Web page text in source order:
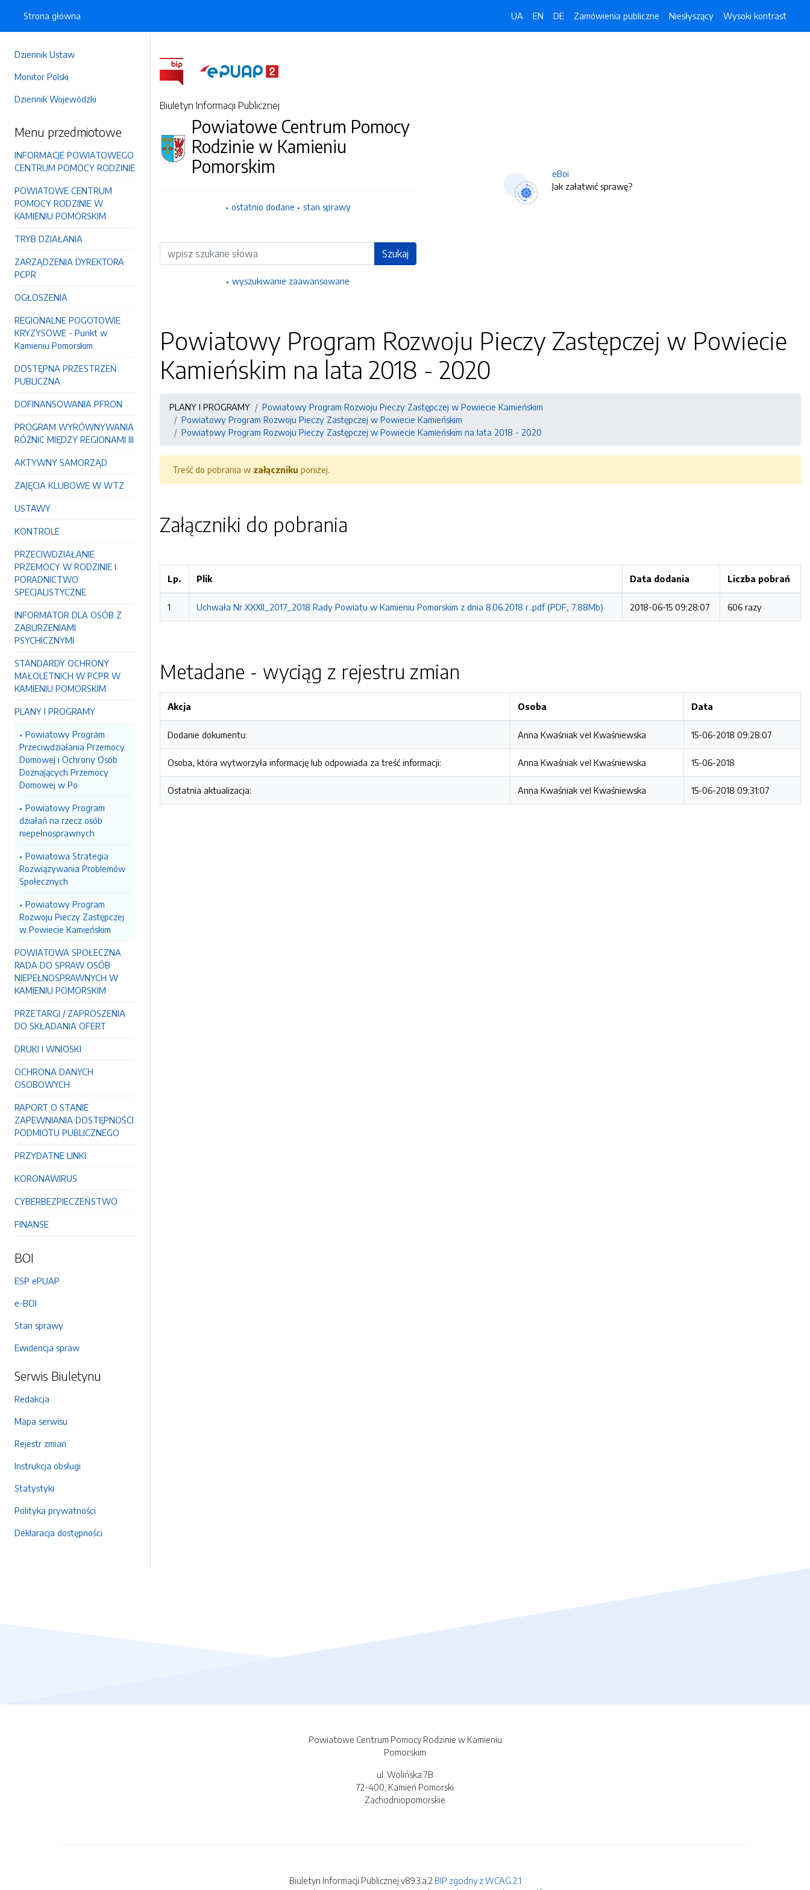
Dziennik Ustaw
Monitor Polski
Dziennik Wojewódzki
Menu przedmiotowe
INFORMACJE POWIATOWEGO
CENTRUM POMOCY RODZINIE
POWIATOWE CENTRUM
POMOCY RODZINIE W
KAMIENIU POMORSKIM
TRYB DZIAŁANIA
ZARZĄDZENIA DYREKTORA
PCPR
OGŁOSZENIA
REGIONALNE POGOTOWIE
KRYZYSOWE - Punkt w
Kamieniu Pomorskim
DOSTĘPNA PRZESTRZEŃ
PUBLICZNA
DOFINANSOWANIA PFRON
PROGRAM WYRÓWNYWANIA
RÓŻNIC MIĘDZY REGIONAMI III
AKTYWNY SAMORZĄD
ZAJĘCIA KLUBOWE W WTZ
USTAWY
KONTROLE
PRZECIWDZIAŁANIE
PRZEMOCY W RODZINIE I
PORADNICTWO
SPECJALISTYCZNE
INFORMATOR DLA OSÓB Z
ZABURZENIAMI
PSYCHICZNYMI
STANDARDY OCHRONY
MAŁOLETNICH W PCPR W
KAMIENIU POMORSKIM
PLANY I PROGRAMY
Powiatowy Program
Przeciwdziałania Przemocy
Domowej i Ochrony Osób
Doznających Przemocy
Domowej w Po
Powiatowy Program
działań na rzecz osób
niepełnosprawnych
Powiatowa Strategia
Rozwiązywania Problemów
Społecznych
Powiatowy Program
Rozwoju Pieczy Zastępczej
w Powiecie Kamieńskim
POWIATOWA SPOŁECZNA
RADA DO SPRAW OSÓB
NIEPEŁNOSPRAWNYCH W
KAMIENIU POMORSKIM
PRZETARGI / ZAPROSZENIA
DO SKŁADANIA OFERT
DRUKI I WNIOSKI
OCHRONA DANYCH
OSOBOWYCH
RAPORT O STANIE
ZAPEWNIANIA DOSTĘPNOŚCI
PODMIOTU PUBLICZNEGO
PRZYDATNE LINKI
KORONAWIRUS
CYBERBEZPIECZEŃSTWO
FINANSE
BOI
ESP ePUAP
e-BOI
Stan sprawy
Ewidencja spraw
Serwis Biuletynu
Redakcja
Mapa serwisu
Rejestr zmian
Instrukcja obsługi
Statystyki
Polityka prywatności
Deklaracja dostępności
Strona główna UA EN DE Zamówienia publiczne Niesłyszący Wysoki kontrast
Biuletyn Informacji Publicznej
Powiatowe Centrum Pomocy
Rodzinie w Kamieniu
Pomorskim
ostatnio dodane stan sprawy
Wyszukiwarka Szukaj
wyszukiwanie zaawansowane
eBoi
Jak załatwić sprawę?
Powiatowy Program Rozwoju Pieczy Zastępczej w Powiecie
Kamieńskim na lata 2018 - 2020
PLANY I PROGRAMY
Powiatowy Program Rozwoju Pieczy Zastępczej w Powiecie Kamieńskim
Powiatowy Program Rozwoju Pieczy Zastępczej w Powiecie Kamieńskim
Powiatowy Program Rozwoju Pieczy Zastępczej w Powiecie Kamieńskim na lata 2018 - 2020
Treść do pobrania w załączniku poniżej.
Załączniki do pobrania
Lp. Plik Data dodania Liczba pobrań
1 Uchwała Nr XXXII_2017_2018 Rady Powiatu w Kamieniu Pomorskim z dnia 8.06.2018 r..pdf (PDF, 7.88Mb) 2018-06-15 09:28:07 606 razy
Metadane - wyciąg z rejestru zmian
Akcja Osoba Data
Dodanie dokumentu: Anna Kwaśniak vel Kwaśniewska 15-06-2018 09:28:07
Osoba, która wytworzyła informację lub odpowiada za treść informacji: Anna Kwaśniak vel Kwaśniewska 15-06-2018
Ostatnia aktualizacja: Anna Kwaśniak vel Kwaśniewska 15-06-2018 09:31:07
Powiatowe Centrum Pomocy Rodzinie w Kamieniu
Pomorskim
ul. Wolińska 7B
72-400, Kamień Pomorski
Zachodniopomorskie
Biuletyn Informacji Publicznej v89.3.a.2 BIP zgodny z WCAG 2.1